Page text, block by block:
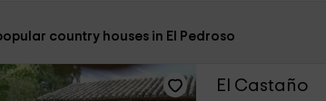
country houses in El Pedroso
El Castaño